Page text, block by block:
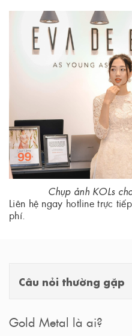
Chụp ảnh KOLs
Liên hệ ngay hotline trực
phí.
Câu nỏi thường gặp
Gold Metal là ai?